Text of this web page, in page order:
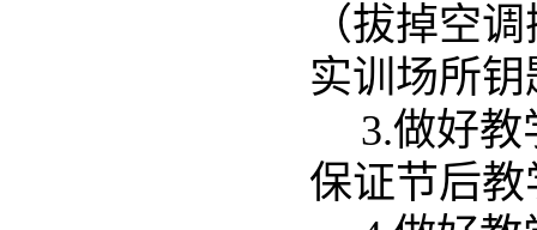
（拔掉空
实训场所钥
3.做好教
保证节后